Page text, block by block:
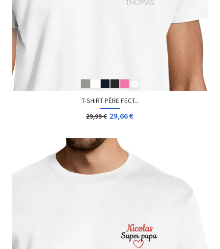
T-SHIRT PÈRE FECT...
29,99 € 29,66 €